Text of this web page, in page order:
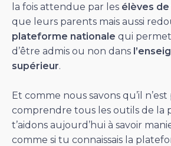
la fois attendue par les élèves
que leurs parents mais aussi
plateforme nationale qui
d’être admis ou non dans
supérieur.
Et comme nous savons qu’il
comprendre tous les outils de la
t’aidons aujourd’hui à savoir
comme si tu connaissais la